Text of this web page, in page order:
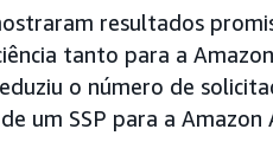
resultados
tanto para a
o número de
um SSP para a Amazon